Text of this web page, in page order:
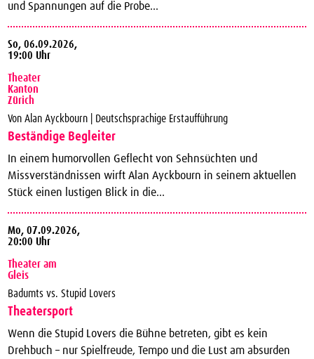
und Spannungen auf die Probe...
So,06.09.2026,
19:00 Uhr
Theater
Kanton
Zürich
Von Alan Ayckbourn | Deutschsprachige Erstaufführung
Beständige Begleiter
In einem humorvollen Geflecht von Sehnsüchten und
Missverständnissen wirft Alan Ayckbourn in seinem aktuellen
Stück einen lustigen Blick in die...
Mo,07.09.2026,
20:00 Uhr
Theater am
Gleis
Badumts vs. Stupid Lovers
Theatersport
Wenn die Stupid Lovers die Bühne betreten, gibt es kein
Drehbuch – nur Spielfreude, Tempo und die Lust am absurden